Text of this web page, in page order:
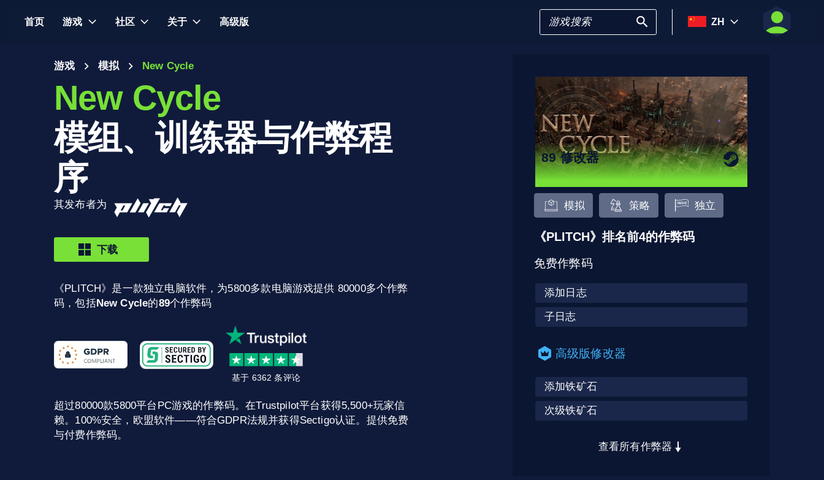
首页 游戏 社区 关于 高级版 ZH
游戏 模拟 New Cycle
New Cycle
模组、训练器与作弊程
序
其发布者为
下载
《PLITCH》是一款独立电脑软件，为5800多款电脑游戏提供 80000多个作弊
码，包括New Cycle的89个作弊码
基于 6362 条评论
超过80000款5800平台PC游戏的作弊码。在Trustpilot平台获得5,500+玩家信
赖。100%安全，欧盟软件——符合GDPR法规并获得Sectigo认证。提供免费
与付费作弊码。
89 修改器
模拟 策略 独立
《PLITCH》排名前4的作弊码
免费作弊码
添加日志
子日志
高级版修改器
添加铁矿石
次级铁矿石
查看所有作弊器